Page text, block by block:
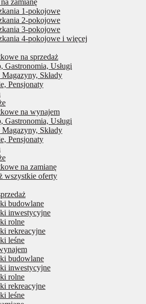
zamianę
1-pokojowe
2-pokojowe
3-pokojowe
4-pokojowe i więcej
na sprzedaż
Gastronomia, Usługi
Składy
Pensjonaty
na wynajem
Gastronomia, Usługi
Składy
Pensjonaty
na zamianę
wszystkie oferty
budowlane
inwestycyjne
rolne
rekreacyjne
leśne
budowlane
inwestycyjne
rolne
rekreacyjne
leśne